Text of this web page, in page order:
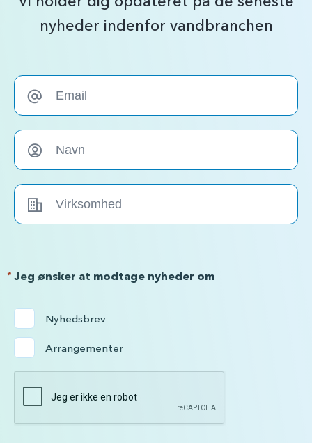
nyheder indenfor vandbranchen
Jeg ønsker at modtage nyheder om
*
Nyhedsbrev
Arrangementer